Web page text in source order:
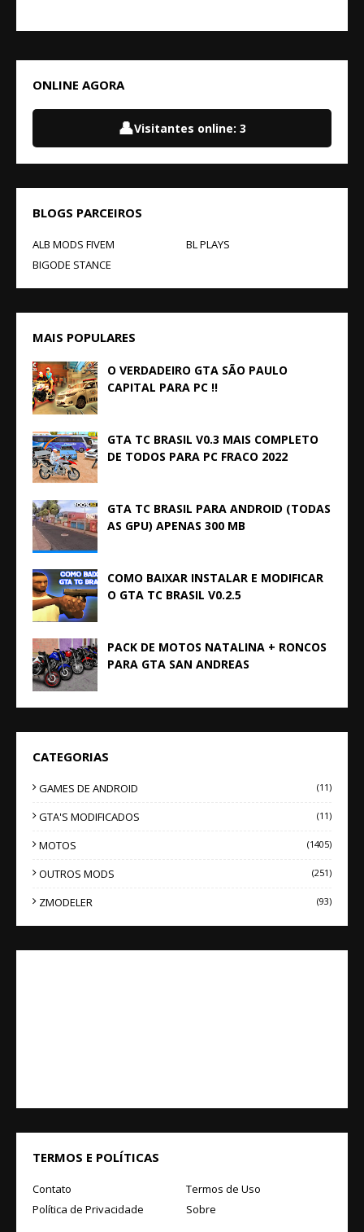
ONLINE AGORA
👤Visitantes online: 3
BLOGS PARCEIROS
ALB MODS FIVEM
BL PLAYS
BIGODE STANCE
MAIS POPULARES
O VERDADEIRO GTA SÃO PAULO
CAPITAL PARA PC !!
GTA TC BRASIL V0.3 MAIS COMPLETO
DE TODOS PARA PC FRACO 2022
GTA TC BRASIL PARA ANDROID (TODAS
AS GPU) APENAS 300 MB
COMO BAIXAR INSTALAR E MODIFICAR
O GTA TC BRASIL V0.2.5
PACK DE MOTOS NATALINA + RONCOS
PARA GTA SAN ANDREAS
CATEGORIAS
GAMES DE ANDROID (11)
GTA'S MODIFICADOS (11)
MOTOS (1405)
OUTROS MODS (251)
ZMODELER (93)
TERMOS E POLÍTICAS
Contato
Termos de Uso
Política de Privacidade
Sobre